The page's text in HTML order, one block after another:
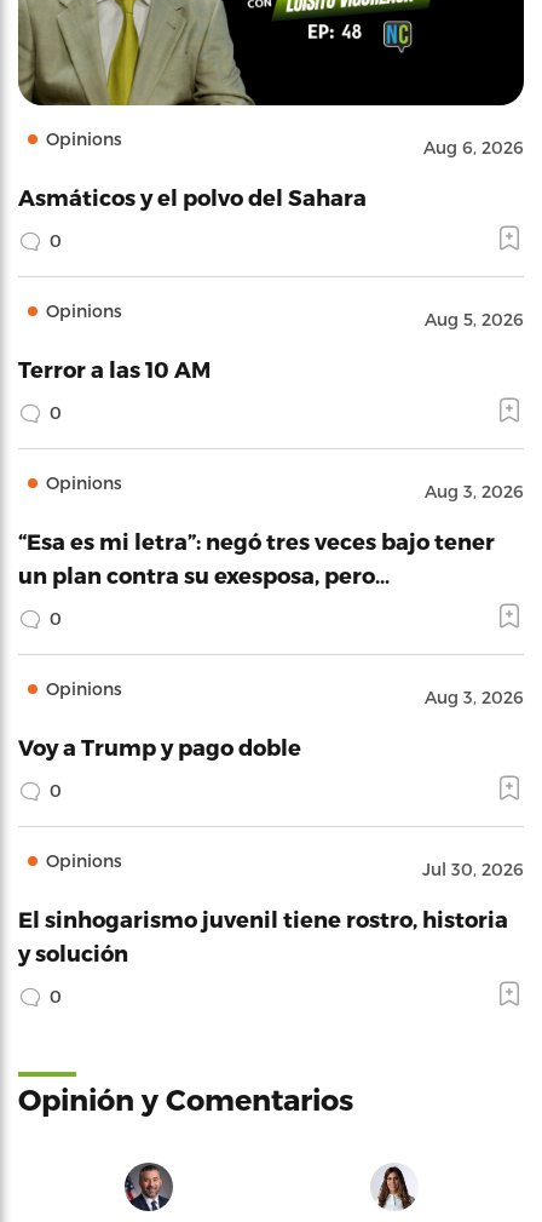
Opinions Aug 6, 2026
Asmáticos y el polvo del Sahara
0
Opinions Aug 5, 2026
Terror a las 10 AM
0
Opinions Aug 3, 2026
“Esa es mi letra”: negó tres veces bajo tener
un plan contra su exesposa, pero…
0
Opinions Aug 3, 2026
Voy a Trump y pago doble
0
Opinions Jul 30, 2026
El sinhogarismo juvenil tiene rostro, historia
y solución
0
Opinión y Comentarios